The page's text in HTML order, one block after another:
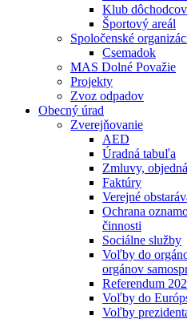
Klub dôchodcov
Športový areál
Spoločenské
Csemadok
MAS Dolné Považie
Projekty
Zvoz odpadov
Obecný úrad
Zverejňovanie
AED
Úradná tabuľa
Zmluvy,
Faktúry
Verejné
Ochrana
činnosti
Sociálne služby
Voľby do
orgánov
Referendum
Voľby do
Voľby